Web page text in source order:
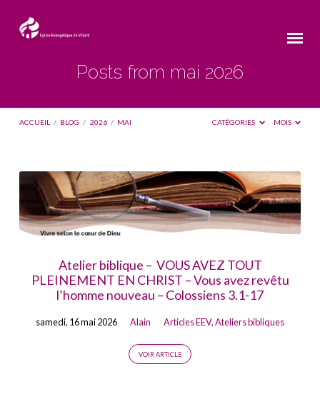
Posts from mai 2026
ACCUEIL / BLOG / 2026 / MAI CATÉGORIES MOIS
Posts
from
mai
2026
Atelier biblique – VOUS AVEZ TOUT
PLEINEMENT EN CHRIST – Vous avez revêtu
l’homme nouveau – Colossiens 3.1-17
samedi, 16 mai 2026 Alain Articles EEV,Ateliers bibliques
VOIR ARTICLE